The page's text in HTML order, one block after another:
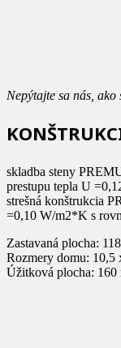
Nepýtajte sa nás,
skladba steny
prestupu tepla U
strešná konštrukcia
=0,10 W/m2*K s
Zastavaná plocha:
Rozmery domu: 10,5
Úžitková plocha: 160